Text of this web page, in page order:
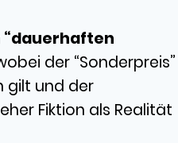
der “Sonderpreis”
gilt und der
Fiktion als Realität